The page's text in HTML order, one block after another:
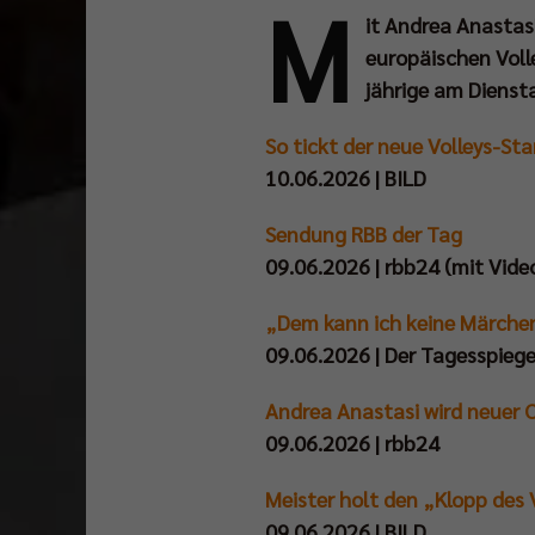
M
it Andrea
europäischen
jährige am
So tickt der neue Volleys-
10.06.2026 | BILD
Sendung RBB der Tag
09.06.2026 | rbb24 (mit
„Dem kann ich keine
09.06.2026 | Der
Andrea Anastasi wird neuer
09.06.2026 | rbb24
Meister holt den „Klopp des